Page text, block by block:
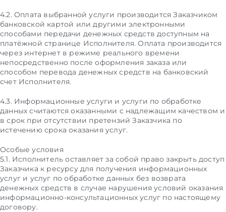
4.2. Оплата выбранной услуги производится Заказчиком
банковской картой или другими электронными
способами передачи денежных средств доступным на
платёжной странице Исполнителя. Оплата производится
через интернет в режиме реального времени
непосредственно после оформления заказа или
способом перевода денежных средств на банковский
счет Исполнителя.
4.3. Информационные услуги и услуги по обработке
данных считаются оказанными с надлежащим качеством и
в срок при отсутствии претензий Заказчика по
истечению срока оказания услуг.
Особые условия
5.1. Исполнитель оставляет за собой право закрыть доступ
Заказчика к ресурсу для получения информационных
услуг и услуг по обработке данных без возврата
денежных средств в случае нарушения условий оказания
информационно-консультационных услуг по настоящему
договору.